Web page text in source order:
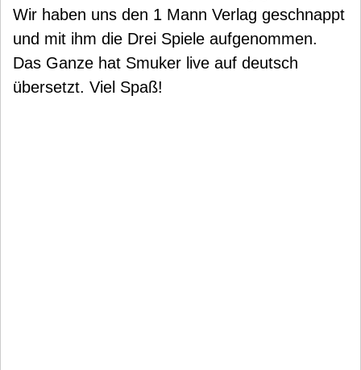
Wir haben uns den 1 Mann Verlag geschnappt
und mit ihm die Drei Spiele aufgenommen.
Das Ganze hat Smuker live auf deutsch
übersetzt. Viel Spaß!